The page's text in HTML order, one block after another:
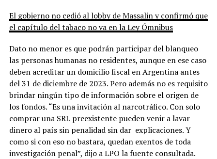
El gobierno no cedió al lobby de Massalin y confirmó que
el capítulo del tabaco no va en la Ley Ómnibus
Dato no menor es que podrán participar del blanqueo
las personas humanas no residentes, aunque en ese caso
deben acreditar un domicilio fiscal en Argentina antes
del 31 de diciembre de 2023. Pero además no es requisito
brindar ningún tipo de información sobre el origen de
los fondos. “Es una invitación al narcotráfico. Con solo
comprar una SRL preexistente pueden venir a lavar
dinero al país sin penalidad sin dar explicaciones. Y
como si con eso no bastara, quedan exentos de toda
investigación penal”, dijo a LPO la fuente consultada.